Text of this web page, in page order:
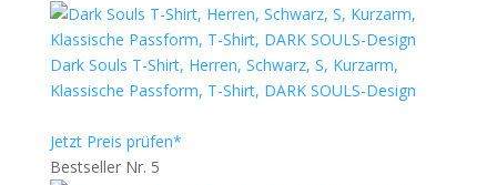
Dark Souls T-Shirt, Herren, Schwarz, S, Kurzarm,
Klassische Passform, T-Shirt, DARK SOULS-Design
Jetzt Preis prüfen*
Bestseller Nr. 5